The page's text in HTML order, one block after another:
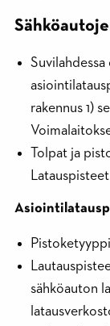
Suvilahdessa
rakennus 1)
Tolpat ja
sähköauton